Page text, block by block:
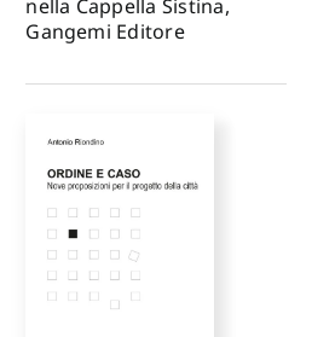
nella Cappella Sistina,
Gangemi Editore